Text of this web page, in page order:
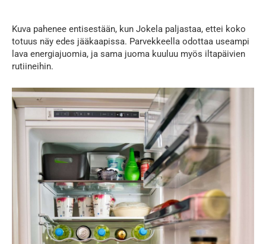
Kuva pahenee entisestään, kun Jokela paljastaa, ettei koko
totuus näy edes jääkaapissa. Parvekkeella odottaa useampi
lava energiajuomia, ja sama juoma kuuluu myös iltapäivien
rutiineihin.